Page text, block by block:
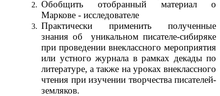
Обобщить отобранный материал о
Маркове - исследователе
Практически применить полученные
знания об уникальном писателе-сибиряке
при проведении внеклассного мероприятия
или устного журнала в рамках декады по
литературе, а также на уроках внеклассного
чтения при изучении творчества писателей-
земляков.